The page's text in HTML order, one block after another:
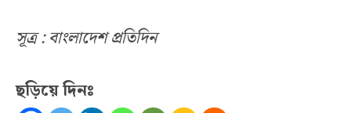
সূত্র : বাংলাদেশ প্রতিদিন
ছড়িয়ে দিনঃ